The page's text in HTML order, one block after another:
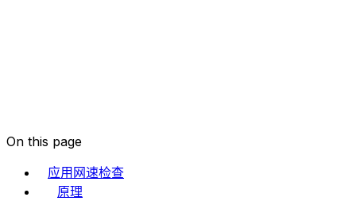
On this page
应用网速检查
原理